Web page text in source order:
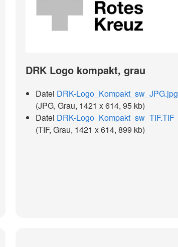
DRK Logo kompakt, grau
Datei DRK-Logo_Kompakt_sw_JPG.jpg
(JPG, Grau, 1421 x 614, 95 kb)
Datei DRK-Logo_Kompakt_sw_TIF.TIF
(TIF, Grau, 1421 x 614, 899 kb)